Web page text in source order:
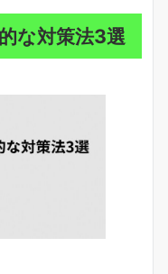
な対策法3選